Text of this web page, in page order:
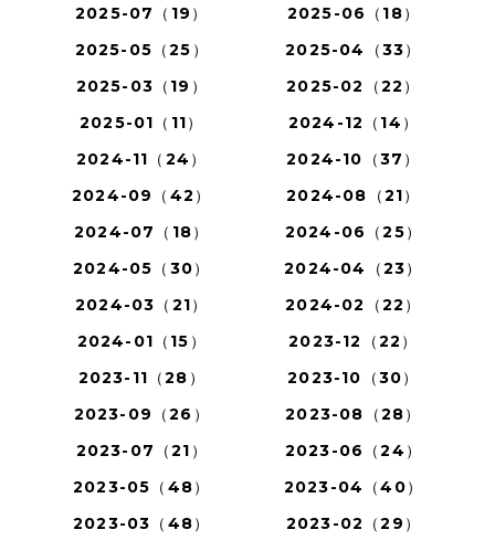
2025-07（19）
2025-06（18）
2025-05（25）
2025-04（33）
2025-03（19）
2025-02（22）
2025-01（11）
2024-12（14）
2024-11（24）
2024-10（37）
2024-09（42）
2024-08（21）
2024-07（18）
2024-06（25）
2024-05（30）
2024-04（23）
2024-03（21）
2024-02（22）
2024-01（15）
2023-12（22）
2023-11（28）
2023-10（30）
2023-09（26）
2023-08（28）
2023-07（21）
2023-06（24）
2023-05（48）
2023-04（40）
2023-03（48）
2023-02（29）